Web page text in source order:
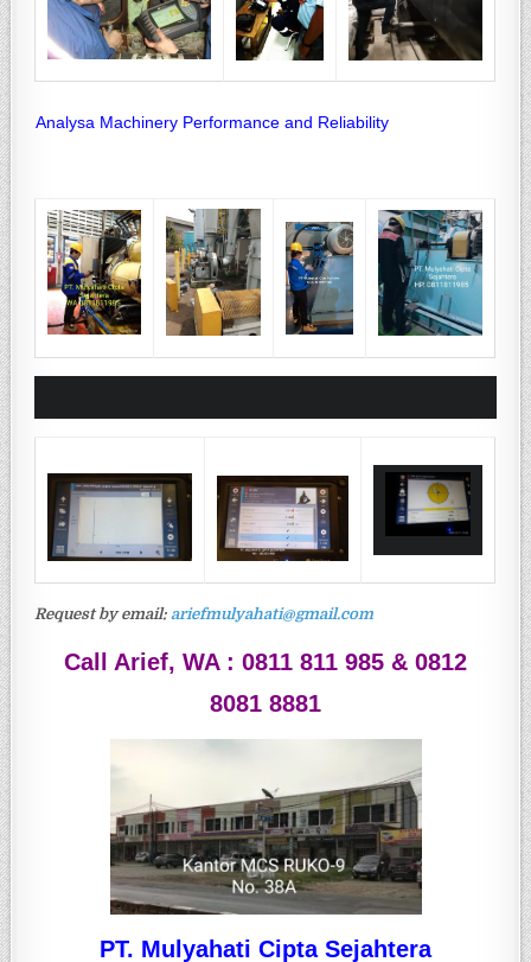
Analysa Machinery Performance and Reliability
Request by email:ariefmulyahati@gmail.com
Call Arief, WA : 0811 811 985 & 0812
8081 8881
PT. Mulyahati Cipta Sejahtera